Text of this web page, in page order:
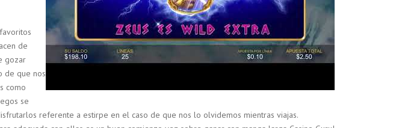
de
gozar
de que nos
como
se
referente a estirpe en el caso de que nos lo olvidemos mientras viajas.